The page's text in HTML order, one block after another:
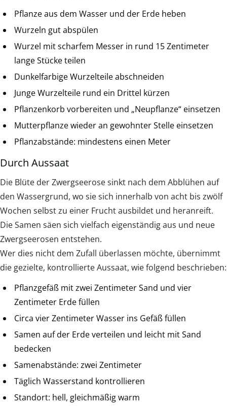
Pflanze aus dem Wasser und der Erde heben
Wurzeln gut abspülen
Wurzel mit scharfem Messer in rund 15 Zentimeter
lange Stücke teilen
Dunkelfarbige Wurzelteile abschneiden
Junge Wurzelteile rund ein Drittel kürzen
Pflanzenkorb vorbereiten und „Neupflanze“ einsetzen
Mutterpflanze wieder an gewohnter Stelle einsetzen
Pflanzabstände: mindestens einen Meter
Durch Aussaat
Die Blüte der Zwergseerose sinkt nach dem Abblühen auf
den Wassergrund, wo sie sich innerhalb von acht bis zwölf
Wochen selbst zu einer Frucht ausbildet und heranreift.
Die Samen säen sich vielfach eigenständig aus und neue
Zwergseerosen entstehen.
Wer dies nicht dem Zufall überlassen möchte, übernimmt
die gezielte, kontrollierte Aussaat, wie folgend beschrieben:
Pflanzgefäß mit zwei Zentimeter Sand und vier
Zentimeter Erde füllen
Circa vier Zentimeter Wasser ins Gefäß füllen
Samen auf der Erde verteilen und leicht mit Sand
bedecken
Samenabstände: zwei Zentimeter
Täglich Wasserstand kontrollieren
Standort: hell, gleichmäßig warm